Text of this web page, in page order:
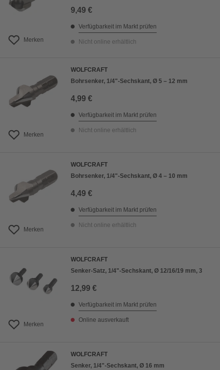
Merken
9,49 €
Verfügbarkeit im Markt prüfen
Nicht online erhältlich
Merken
WOLFCRAFT
Bohrsenker, 1/4"-Sechskant, Ø 5 – 12 mm
4,99 €
Verfügbarkeit im Markt prüfen
Nicht online erhältlich
Merken
WOLFCRAFT
Bohrsenker, 1/4"-Sechskant, Ø 4 – 10 mm
4,49 €
Verfügbarkeit im Markt prüfen
Nicht online erhältlich
Merken
WOLFCRAFT
Senker-Satz, 1/4"-Sechskant, Ø 12/16/19 mm, 3
12,99 €
Verfügbarkeit im Markt prüfen
Online ausverkauft
WOLFCRAFT
Senker, 1/4"-Sechskant, Ø 16 mm